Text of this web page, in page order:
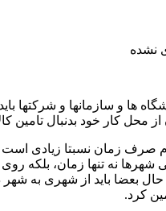
نشده
ها و سازمانها و شرکتها
از محل کار خود بدنبال تامین
صرف زمان نسبتا زیادی است
شهرها نه تنها زمان، بلکه
حال بعضا باید از شهری به
کرد.